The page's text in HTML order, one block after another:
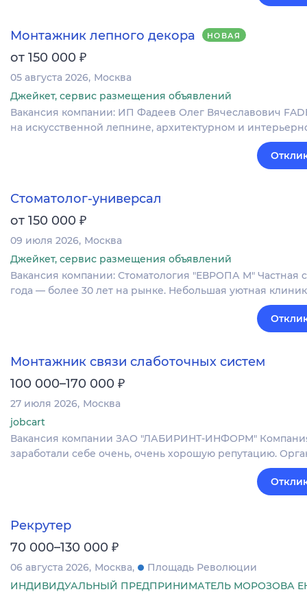
Монтажник лепного декора НОВАЯ
от 150 000 ₽
05 августа 2026 Москва
Джейкет, сервис размещения объявлений
Вакансия компании: ИП Фадеев Олег Вячеславович
на искусственной лепнине, архитектурном и
Стоматолог-универсал
от 150 000 ₽
09 июля 2026 Москва
Джейкет, сервис размещения объявлений
Вакансия компании: Стоматология "ЕВРОПА М" Частная
года — более 30 лет на рынке. Небольшая уютная
Монтажник связи слаботочных систем
100 000–170 000 ₽
27 июля 2026 Москва
jobcart
Вакансия компании ЗАО "ЛАБИРИНТ-ИНФОРМ" Компания
заработали себе очень, очень хорошую репутацию.
Рекрутер
70 000–130 000 ₽
06 августа 2026 Москва
Площадь Революции
ИНДИВИДУАЛЬНЫЙ ПРЕДПРИНИМАТЕЛЬ МОРОЗОВА